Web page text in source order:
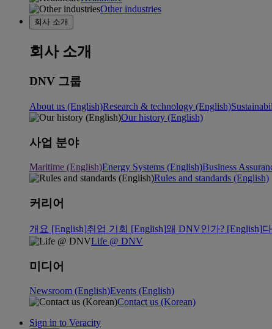
Other industries
회사 소개
회사 소개
DNV 그룹
About us (English)Research & technology (English)
Our history (English)
사업 분야
Maritime (English)Energy Systems (English)Business
Rules and standards (English)
커리어
개요 [English]취업 기회 [English]왜 DNV인가? [English]
Life @ DNV
미디어
Newsroom (English)Events (English)
Contact us (Korean)
Sign in to Veracity